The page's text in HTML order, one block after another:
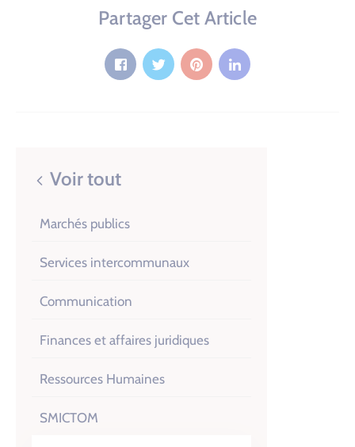
Voir tout
Marchés publics
Services intercommunaux
Communication
Finances et affaires juridiques
Ressources Humaines
SMICTOM
Partager Cet Article